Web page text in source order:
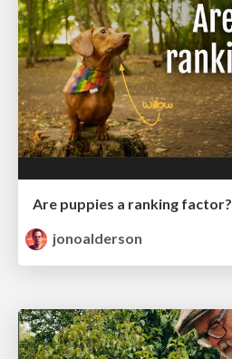
Are puppies a ranking factor?
jonoalderson